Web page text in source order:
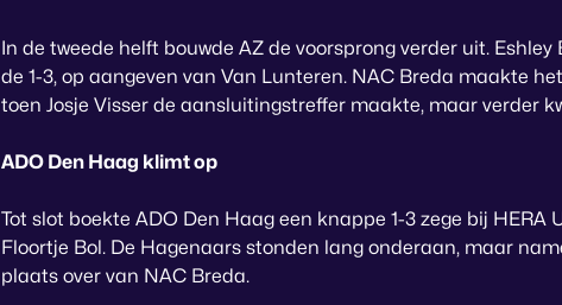
In de tweede helft bouwde AZ de voorsprong verder uit.
de 1-3, op aangeven van Van Lunteren. NAC Breda maakte
toen Josje Visser de aansluitingstreffer maakte, maar verder
ADO Den Haag klimt op
Tot slot boekte ADO Den Haag een knappe 1-3 zege bij
Floortje Bol. De Hagenaars stonden lang onderaan, maar
plaats over van NAC Breda.